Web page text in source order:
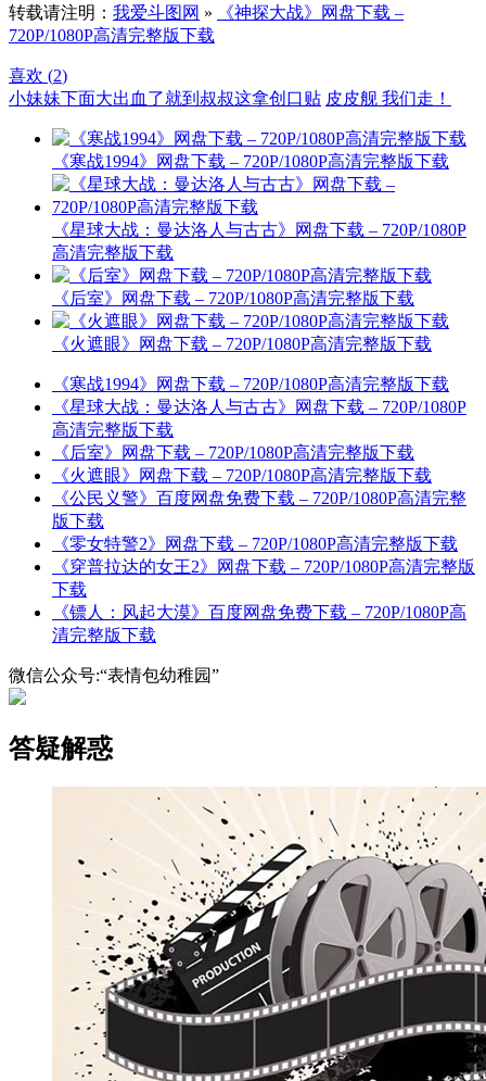
转载请注明： 我爱斗图网 »
《神探大战》网盘下载 –
720P/1080P高清完整版下载
喜欢 (2)
小妹妹下面大出血了就到叔叔这拿创口贴 皮皮舰 我们走！
《寒战1994》网盘下载 – 720P/1080P高清完整版下载
《星球大战：曼达洛人与古古》网盘下载 – 720P/1080P
高清完整版下载
《后室》网盘下载 – 720P/1080P高清完整版下载
《火遮眼》网盘下载 – 720P/1080P高清完整版下载
《寒战1994》网盘下载 – 720P/1080P高清完整版下载
《星球大战：曼达洛人与古古》网盘下载 – 720P/1080P
高清完整版下载
《后室》网盘下载 – 720P/1080P高清完整版下载
《火遮眼》网盘下载 – 720P/1080P高清完整版下载
《公民义警》百度网盘免费下载 – 720P/1080P高清完整
版下载
《零女特警2》网盘下载 – 720P/1080P高清完整版下载
《穿普拉达的女王2》网盘下载 – 720P/1080P高清完整版
下载
《镖人：风起大漠》百度网盘免费下载 – 720P/1080P高
清完整版下载
微信公众号:“表情包幼稚园”
答疑解惑